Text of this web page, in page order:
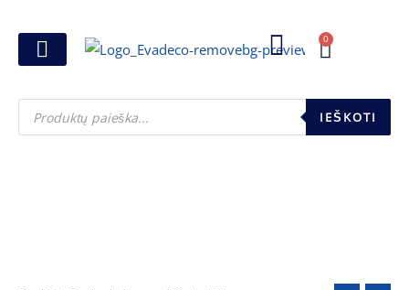
prie
turinio
0
Cart
Products
search IEŠKOTI